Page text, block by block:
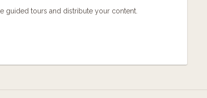
guided tours and distribute your content.